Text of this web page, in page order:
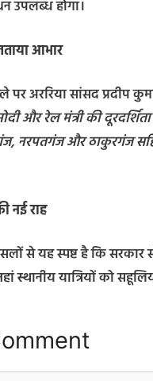
उपलब्ध होगा।
आभार
अररिया सांसद प्रदीप
मोदी और रेल मंत्री की
नरपतगंज और ठाकुरगंज
नई राह
से यह स्पष्ट है कि
स्थानीय यात्रियों को